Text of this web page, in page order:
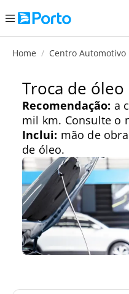
Home Centro Automotivo
Troca de
Recomendação: a
mil km. Consulte o
Inclui: mão de
de óleo.